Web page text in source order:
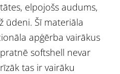
elpojošs audums,
ūdeni. Šī materiāla
apģērba vairākus
softshell nevar
tas ir vairāku